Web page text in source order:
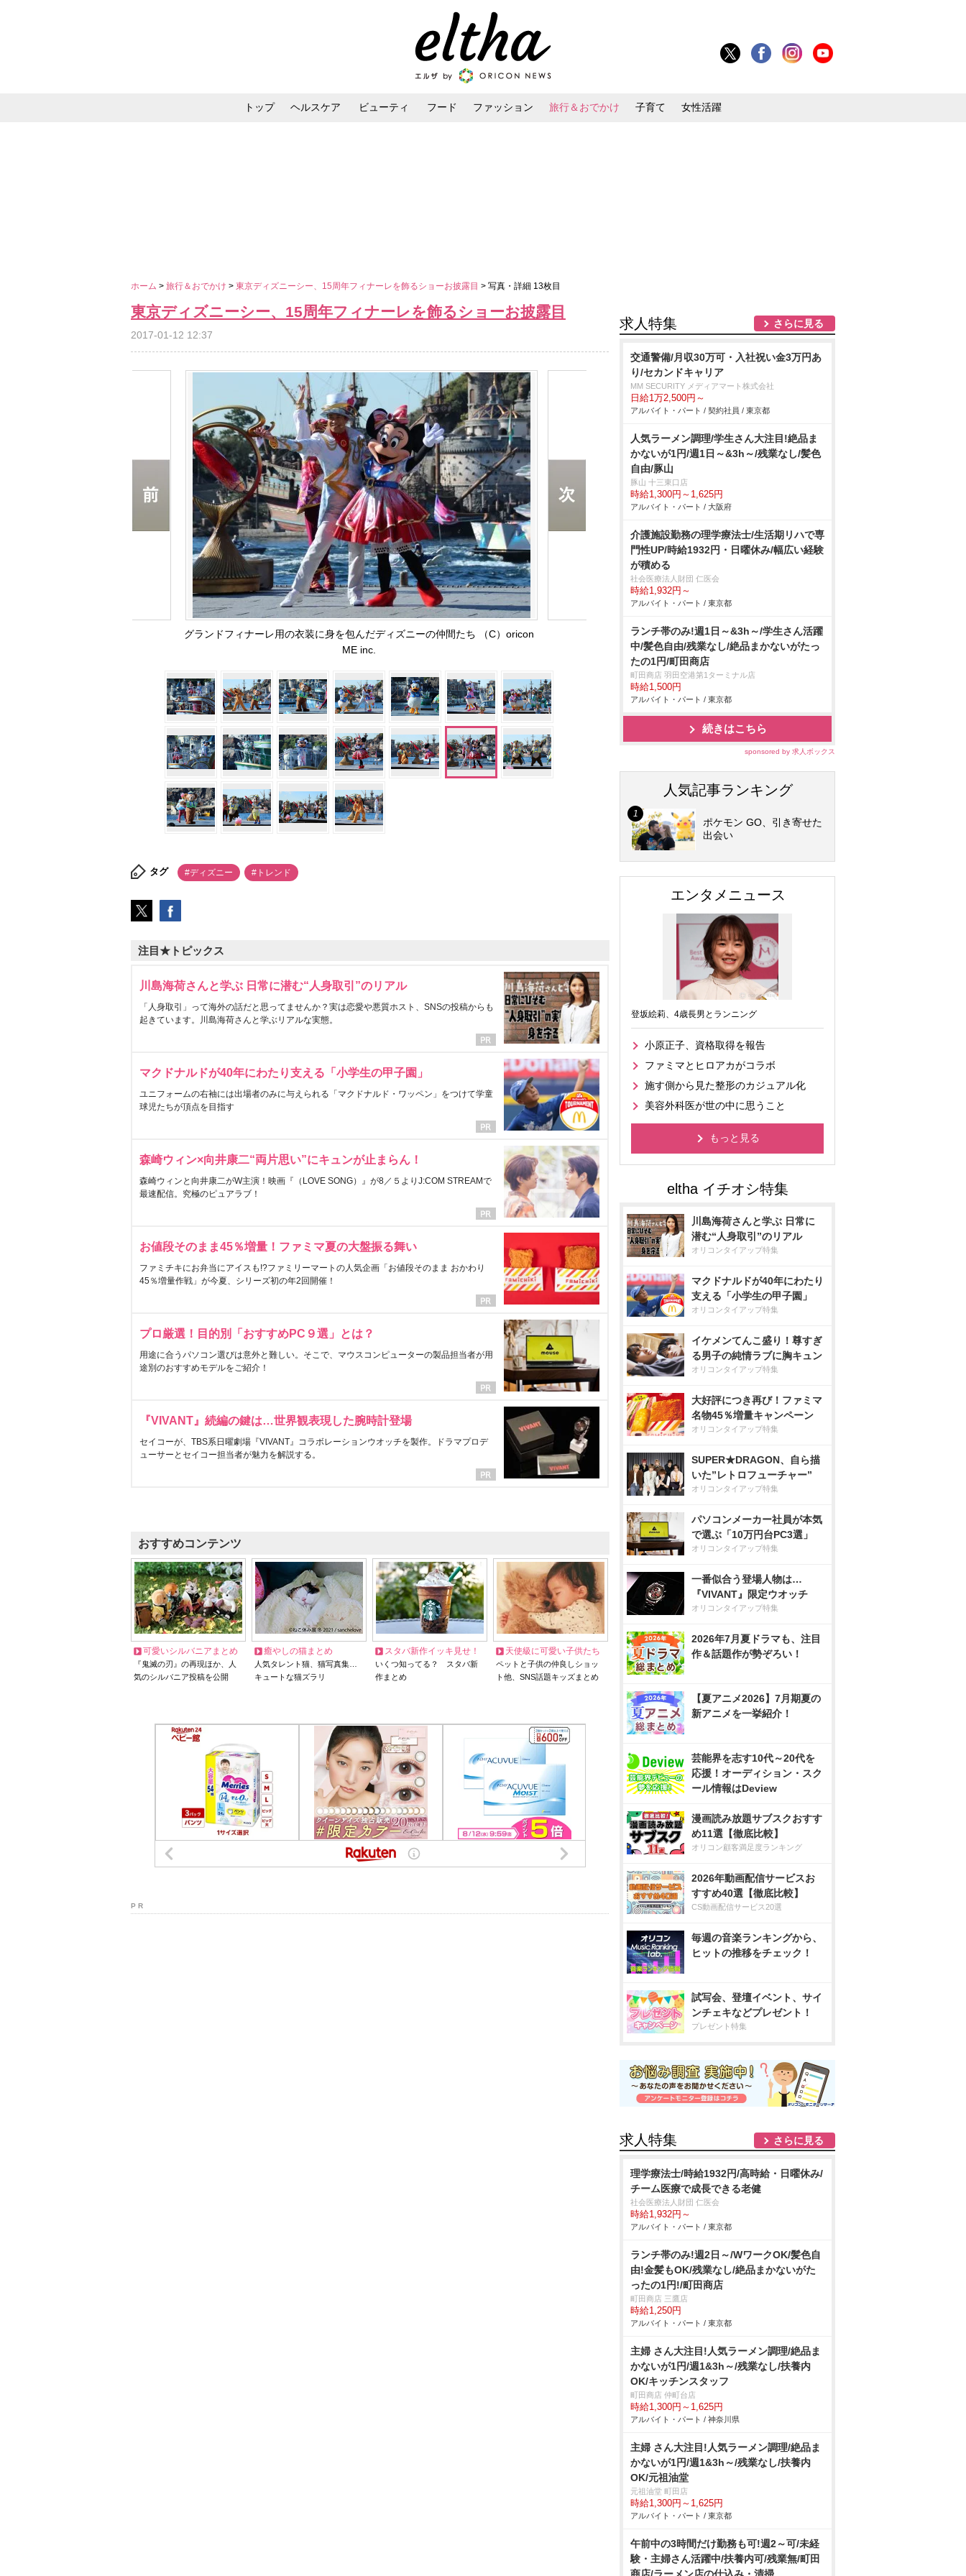
トップ ヘルスケア ビューティ フード ファッション 旅行＆おでかけ 子育て 女性活躍
ホーム > 旅行＆おでかけ > 東京ディズニーシー、15周年フィナーレを飾るショーお披露目 > 写真・詳細 13枚目
東京ディズニーシー、15周年フィナーレを飾るショーお披露目
2017-01-12 12:37
グランドフィナーレ用の衣装に身を包んだディズニーの仲間たち （C）oricon
ME inc.
タグ #ディズニー #トレンド
注目★トピックス
川島海荷さんと学ぶ 日常に潜む“人身取引”のリアル
「人身取引」って海外の話だと思ってませんか？実は恋愛や悪質ホスト、SNSの投稿からも
起きています。川島海荷さんと学ぶリアルな実態。
マクドナルドが40年にわたり支える「小学生の甲子園」
ユニフォームの右袖には出場者のみに与えられる「マクドナルド・ワッペン」をつけて学童
球児たちが頂点を目指す
森崎ウィン×向井康二“両片思い”にキュンが止まらん！
森崎ウィンと向井康二がW主演！映画『（LOVE SONG）』が8／５よりJ:COM STREAMで
最速配信。究極のピュアラブ！
お値段そのまま45％増量！ファミマ夏の大盤振る舞い
ファミチキにお弁当にアイスも!?ファミリーマートの人気企画「お値段そのまま おかわり
45％増量作戦」が今夏、シリーズ初の年2回開催！
プロ厳選！目的別「おすすめPC９選」とは？
用途に合うパソコン選びは意外と難しい。そこで、マウスコンピューターの製品担当者が用
途別のおすすめモデルをご紹介！
『VIVANT』続編の鍵は…世界観表現した腕時計登場
セイコーが、TBS系日曜劇場『VIVANT』コラボレーションウオッチを製作。ドラマプロデ
ューサーとセイコー担当者が魅力を解説する。
おすすめコンテンツ
可愛いシルバニアまとめ
『鬼滅の刃』の再現ほか、人
気のシルバニア投稿を公開
癒やしの猫まとめ
人気タレント猫、猫写真集…
キュートな猫ズラリ
スタバ新作イッキ見せ！
いくつ知ってる？ スタバ新
作まとめ
天使級に可愛い子供たち
ペットと子供の仲良しショッ
ト他、SNS話題キッズまとめ
P R
求人特集 さらに見る
交通警備/月収30万可・入社祝い金3万円あ
り/セカンドキャリア
MM SECURITY メディアマート株式会社
日給1万2,500円～
アルバイト・パート / 契約社員 / 東京都
人気ラーメン調理/学生さん大注目!絶品ま
かないが1円/週1日～&3h～/残業なし/髪色
自由/豚山
豚山 十三東口店
時給1,300円～1,625円
アルバイト・パート / 大阪府
介護施設勤務の理学療法士/生活期リハで専
門性UP/時給1932円・日曜休み/幅広い経験
が積める
社会医療法人財団 仁医会
時給1,932円～
アルバイト・パート / 東京都
ランチ帯のみ!週1日～&3h～/学生さん活躍
中/髪色自由/残業なし/絶品まかないがたっ
たの1円/町田商店
町田商店 羽田空港第1ターミナル店
時給1,500円
アルバイト・パート / 東京都
続きはこちら
sponsored by 求人ボックス
人気記事ランキング
ポケモン GO、引き寄せた
出会い
エンタメニュース
登坂絵莉、4歳長男とランニング
小原正子、資格取得を報告
ファミマとヒロアカがコラボ
施す側から見た整形のカジュアル化
美容外科医が世の中に思うこと
もっと見る
川島海荷さんと学ぶ 日常に
潜む“人身取引”のリアル
オリコンタイアップ特集
マクドナルドが40年にわたり
支える「小学生の甲子園」
オリコンタイアップ特集
イケメンてんこ盛り！尊すぎ
る男子の純情ラブに胸キュン
オリコンタイアップ特集
大好評につき再び！ファミマ
名物45％増量キャンペーン
オリコンタイアップ特集
SUPER★DRAGON、自ら描
いた”レトロフューチャー”
オリコンタイアップ特集
パソコンメーカー社員が本気
で選ぶ「10万円台PC3選」
オリコンタイアップ特集
一番似合う登場人物は…
『VIVANT』限定ウオッチ
オリコンタイアップ特集
2026年7月夏ドラマも、注目
作＆話題作が勢ぞろい！
【夏アニメ2026】7月期夏の
新アニメを一挙紹介！
芸能界を志す10代～20代を
応援！オーディション・スク
ール情報はDeview
漫画読み放題サブスクおすす
め11選【徹底比較】
オリコン顧客満足度ランキング
2026年動画配信サービスお
すすめ40選【徹底比較】
CS動画配信サービス20選
毎週の音楽ランキングから、
ヒットの推移をチェック！
試写会、登壇イベント、サイ
ンチェキなどプレゼント！
プレゼント特集
求人特集 さらに見る
理学療法士/時給1932円/高時給・日曜休み/
チーム医療で成長できる老健
社会医療法人財団 仁医会
時給1,932円～
アルバイト・パート / 東京都
ランチ帯のみ!週2日～/WワークOK/髪色自
由!金髪もOK/残業なし/絶品まかないがた
ったの1円!/町田商店
町田商店 三鷹店
時給1,250円
アルバイト・パート / 東京都
主婦 さん大注目!人気ラーメン調理/絶品ま
かないが1円/週1&3h～/残業なし/扶養内
OK/キッチンスタッフ
町田商店 仲町台店
時給1,300円～1,625円
アルバイト・パート / 神奈川県
主婦 さん大注目!人気ラーメン調理/絶品ま
かないが1円/週1&3h～/残業なし/扶養内
OK/元祖油堂
元祖油堂 町田店
時給1,300円～1,625円
アルバイト・パート / 東京都
午前中の3時間だけ勤務も可!週2～可/未経
験・主婦さん活躍中/扶養内可/残業無/町田